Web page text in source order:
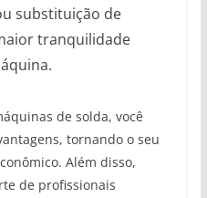
substituição de
tranquilidade
de solda, você
tornando o seu
Além disso,
de profissionais